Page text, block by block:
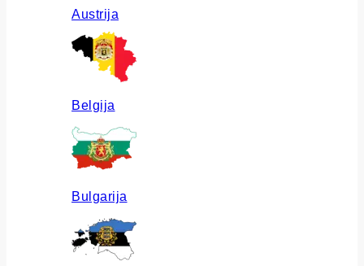
Austrija
Belgija
Bulgarija